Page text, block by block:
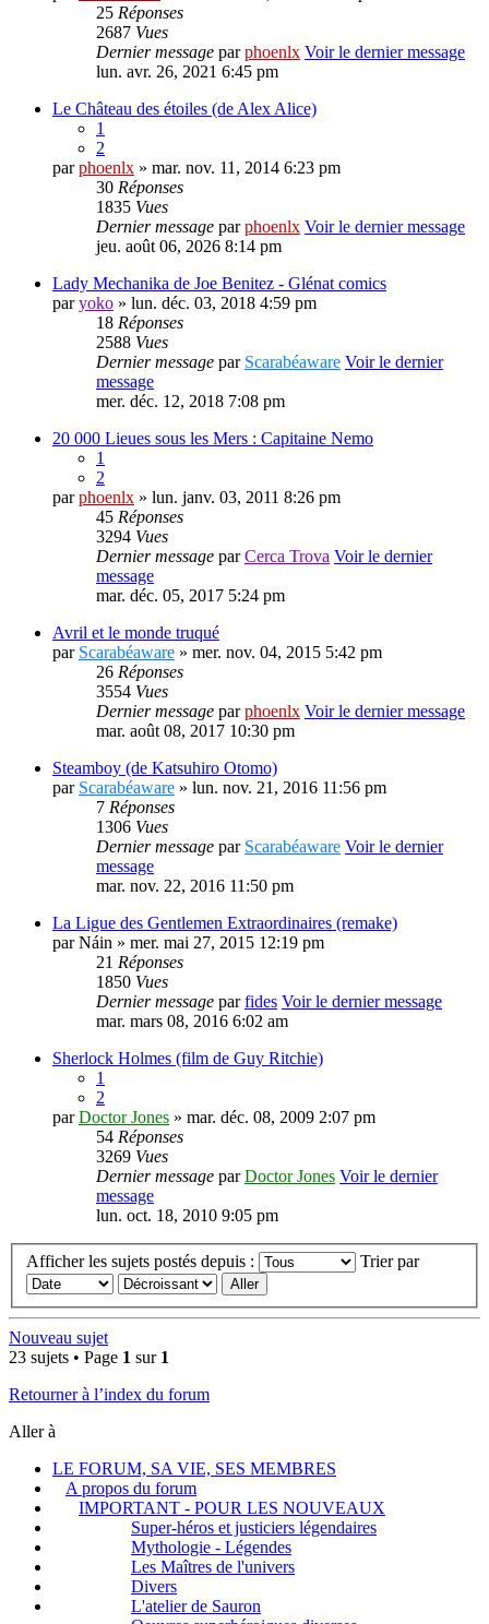
25 Réponses
2687 Vues
Dernier message parphoenlx Voir le dernier message
lun. avr. 26, 2021 6:45 pm
Le Château des étoiles (de Alex Alice)
1
2
parphoenlx » mar. nov. 11, 2014 6:23 pm
30 Réponses
1835 Vues
Dernier message parphoenlx Voir le dernier message
jeu. août 06, 2026 8:14 pm
Lady Mechanika de Joe Benitez - Glénat comics
paryoko » lun. déc. 03, 2018 4:59 pm
18 Réponses
2588 Vues
Dernier message par Scarabéaware Voir le dernier
message
mer. déc. 12, 2018 7:08 pm
20 000 Lieues sous les Mers : Capitaine Nemo
1
2
parphoenlx » lun. janv. 03, 2011 8:26 pm
45 Réponses
3294 Vues
Dernier message parCerca Trova Voir le dernier
message
mar. déc. 05, 2017 5:24 pm
Avril et le monde truqué
par Scarabéaware » mer. nov. 04, 2015 5:42 pm
26 Réponses
3554 Vues
Dernier message parphoenlx Voir le dernier message
mar. août 08, 2017 10:30 pm
Steamboy (de Katsuhiro Otomo)
par Scarabéaware » lun. nov. 21, 2016 11:56 pm
7 Réponses
1306 Vues
Dernier message par Scarabéaware Voir le dernier
message
mar. nov. 22, 2016 11:50 pm
La Ligue des Gentlemen Extraordinaires (remake)
parNáin » mer. mai 27, 2015 12:19 pm
21 Réponses
1850 Vues
Dernier message parfides Voir le dernier message
mar. mars 08, 2016 6:02 am
Sherlock Holmes (film de Guy Ritchie)
1
2
parDoctor Jones » mar. déc. 08, 2009 2:07 pm
54 Réponses
3269 Vues
Dernier message parDoctor Jones Voir le dernier
message
lun. oct. 18, 2010 9:05 pm
Afficher les sujets postés depuis : Trier par
Nouveau sujet
23 sujets • Page 1 sur 1
Retourner à l’index du forum
Aller à
LE FORUM, SA VIE, SES MEMBRES
A propos du forum
IMPORTANT - POUR LES NOUVEAUX
Super-héros et justiciers légendaires
Mythologie - Légendes
Les Maîtres de l'univers
Divers
L'atelier de Sauron